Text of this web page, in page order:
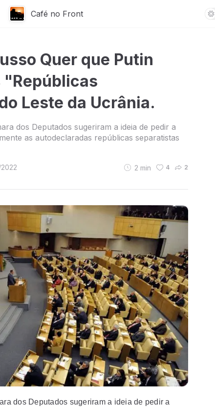
Café no Front
Quer que Putin
"Repúblicas
Leste da Ucrânia.
dos Deputados sugeriram a ideia de pedir a
as autodeclaradas repúblicas separatistas
2022 2 min 4 2
dos Deputados sugeriram a ideia de pedir a